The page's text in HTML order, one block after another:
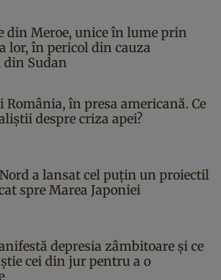
din Meroe, unice în lume prin
lor, în pericol din cauza
Sudan
România, în presa americană. Ce
despre criza apei?
Nord a lansat cel puțin un proiectil
spre Marea Japoniei
depresia zâmbitoare și ce
cei din jur pentru a o